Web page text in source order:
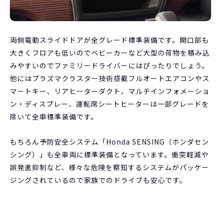
両側電動スライドドアが全グレード標準装備です。開口部も
大きくフロアも低いのでベビーカーなど大型の荷物を積み込
みやすいのでファミリードライバーにはぴったりでしょう。
他にはプラズマクラスター技術搭載フルオートエアコンやス
マートキー、リアヒーターダクト、マルチインフォメーショ
ン・ディスプレー、運転席シートヒーターは一部グレードを
除いて全車標準装備です。
もちろん予防安全システム「Honda SENSING（ホンダセン
シング）」も全車両に標準装備となっています。衝突軽減や
誤発進抑制など、様々な危険を察知するシステムがパッケー
ジングされているので家族でのドライブも安心です。